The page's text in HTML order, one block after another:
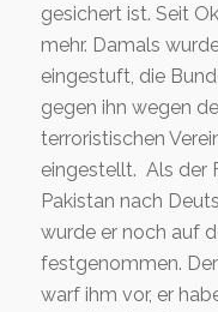
gesichert ist. Seit
mehr. Damals
eingestuft, die
gegen ihn wegen
terroristischen
eingestellt. Als der
Pakistan nach
wurde er noch auf
festgenommen.
warf ihm vor, er